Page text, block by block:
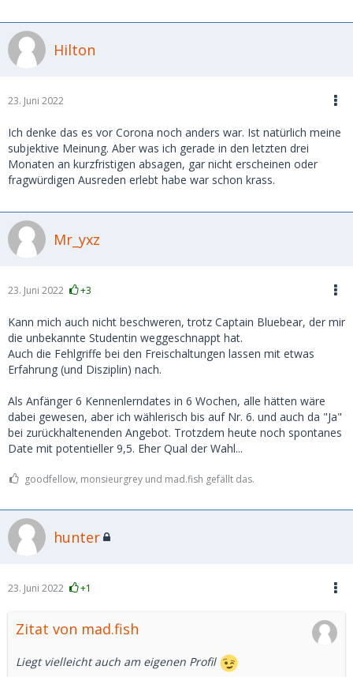
Hilton
23. Juni 2022
Ich denke das es vor Corona noch anders war. Ist natürlich meine
subjektive Meinung. Aber was ich gerade in den letzten drei
Monaten an kurzfristigen absagen, gar nicht erscheinen oder
fragwürdigen Ausreden erlebt habe war schon krass.
Mr_yxz
23. Juni 2022 +3
Kann mich auch nicht beschweren, trotz Captain Bluebear, der mir
die unbekannte Studentin weggeschnappt hat.
Auch die Fehlgriffe bei den Freischaltungen lassen mit etwas
Erfahrung (und Disziplin) nach.
Als Anfänger 6 Kennenlerndates in 6 Wochen, alle hätten wäre
dabei gewesen, aber ich wählerisch bis auf Nr. 6. und auch da "Ja"
bei zurückhaltenenden Angebot. Trotzdem heute noch spontanes
Date mit potentieller 9,5. Eher Qual der Wahl...
goodfellow, monsieurgrey und mad.fish gefällt das.
hunter
23. Juni 2022 +1
Zitat von mad.fish
Liegt vielleicht auch am eigenen Profil